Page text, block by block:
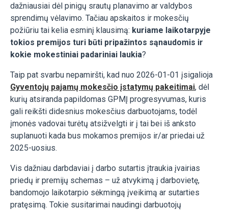
dažniausiai dėl pinigų srautų planavimo ar valdybos
sprendimų vėlavimo. Tačiau apskaitos ir mokesčių
požiūriu tai kelia esminį klausimą: kuriame laikotarpyje
tokios premijos turi būti pripažintos sąnaudomis ir
kokie mokestiniai padariniai laukia?
Taip pat svarbu nepamiršti, kad nuo 2026-01-01 įsigalioja
Gyventojų pajamų mokesčio įstatymų pakeitimai, dėl
kurių atsiranda papildomas GPMĮ progresyvumas, kuris
gali reikšti didesnius mokesčius darbuotojams, todėl
įmonės vadovai turėtų atsižvelgti ir į tai bei iš anksto
suplanuoti kada bus mokamos premijos ir/ar priedai už
2025-uosius.
Vis dažniau darbdaviai į darbo sutartis įtraukia įvairias
priedų ir premijų schemas – už atvykimą į darbovietę,
bandomojo laikotarpio sėkmingą įveikimą ar sutarties
pratęsimą. Tokie susitarimai naudingi darbuotojų